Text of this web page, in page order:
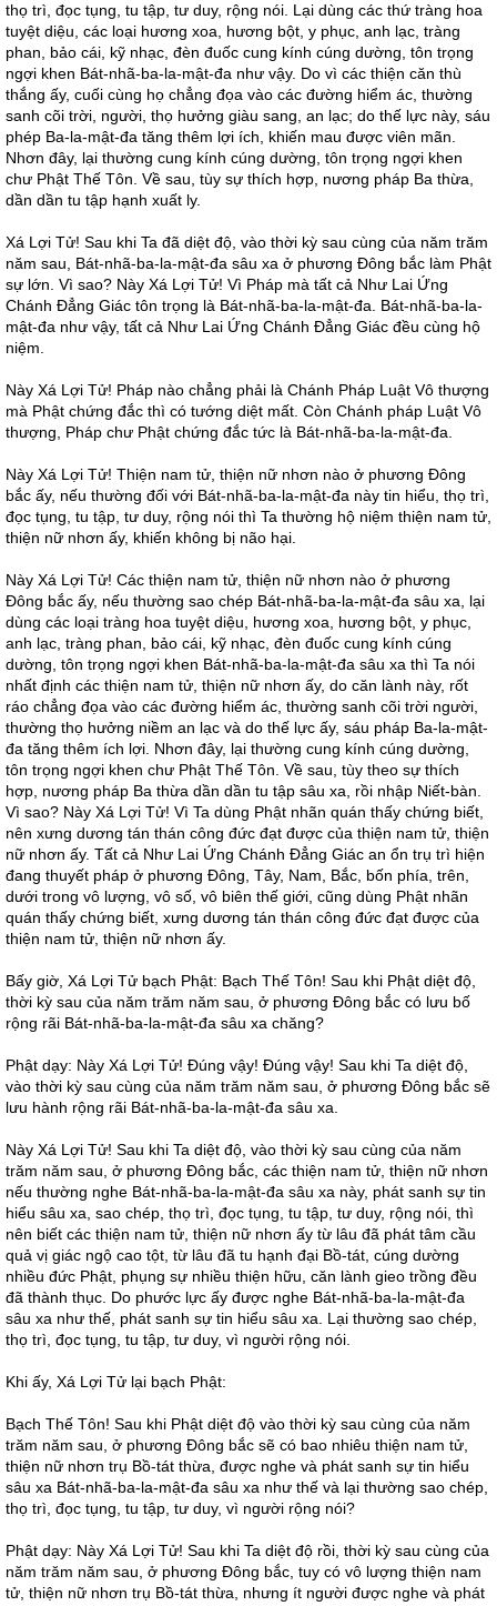
thọ trì, đọc tụng, tu tập, tư duy, rộng nói. Lại dùng các thứ tràng hoa
tuyệt diệu, các loại hương xoa, hương bột, y phục, anh lạc, tràng
phan, bảo cái, kỹ nhạc, đèn đuốc cung kính cúng dường, tôn trọng
ngợi khen Bát-nhã-ba-la-mật-đa như vậy. Do vì các thiện căn thù
thắng ấy, cuối cùng họ chẳng đọa vào các đường hiểm ác, thường
sanh cõi trời, người, thọ hưởng giàu sang, an lạc; do thế lực này, sáu
phép Ba-la-mật-đa tăng thêm lợi ích, khiến mau được viên mãn.
Nhơn đây, lại thường cung kính cúng dường, tôn trọng ngợi khen
chư Phật Thế Tôn. Về sau, tùy sự thích hợp, nương pháp Ba thừa,
dần dần tu tập hạnh xuất ly.
Xá Lợi Tử! Sau khi Ta đã diệt độ, vào thời kỳ sau cùng của năm trăm
năm sau, Bát-nhã-ba-la-mật-đa sâu xa ở phương Đông bắc làm Phật
sự lớn. Vì sao? Này Xá Lợi Tử! Vì Pháp mà tất cả Như Lai Ứng
Chánh Đẳng Giác tôn trọng là Bát-nhã-ba-la-mật-đa. Bát-nhã-ba-la-
mật-đa như vậy, tất cả Như Lai Ứng Chánh Đẳng Giác đều cùng hộ
niệm.
Này Xá Lợi Tử! Pháp nào chẳng phải là Chánh Pháp Luật Vô thượng
mà Phật chứng đắc thì có tướng diệt mất. Còn Chánh pháp Luật Vô
thượng, Pháp chư Phật chứng đắc tức là Bát-nhã-ba-la-mật-đa.
Này Xá Lợi Tử! Thiện nam tử, thiện nữ nhơn nào ở phương Đông
bắc ấy, nếu thường đối với Bát-nhã-ba-la-mật-đa này tin hiểu, thọ trì,
đọc tụng, tu tập, tư duy, rộng nói thì Ta thường hộ niệm thiện nam tử,
thiện nữ nhơn ấy, khiến không bị não hại.
Này Xá Lợi Tử! Các thiện nam tử, thiện nữ nhơn nào ở phương
Đông bắc ấy, nếu thường sao chép Bát-nhã-ba-la-mật-đa sâu xa, lại
dùng các loại tràng hoa tuyệt diệu, hương xoa, hương bột, y phục,
anh lạc, tràng phan, bảo cái, kỹ nhạc, đèn đuốc cung kính cúng
dường, tôn trọng ngợi khen Bát-nhã-ba-la-mật-đa sâu xa thì Ta nói
nhất định các thiện nam tử, thiện nữ nhơn ấy, do căn lành này, rốt
ráo chẳng đọa vào các đường hiểm ác, thường sanh cõi trời người,
thường thọ hưởng niềm an lạc và do thế lực ấy, sáu pháp Ba-la-mật-
đa tăng thêm ích lợi. Nhơn đây, lại thường cung kính cúng dường,
tôn trọng ngợi khen chư Phật Thế Tôn. Về sau, tùy theo sự thích
hợp, nương pháp Ba thừa dần dần tu tập sâu xa, rồi nhập Niết-bàn.
Vì sao? Này Xá Lợi Tử! Vì Ta dùng Phật nhãn quán thấy chứng biết,
nên xưng dương tán thán công đức đạt được của thiện nam tử, thiện
nữ nhơn ấy. Tất cả Như Lai Ứng Chánh Đẳng Giác an ổn trụ trì hiện
đang thuyết pháp ở phương Đông, Tây, Nam, Bắc, bốn phía, trên,
dưới trong vô lượng, vô số, vô biên thế giới, cũng dùng Phật nhãn
quán thấy chứng biết, xưng dương tán thán công đức đạt được của
thiện nam tử, thiện nữ nhơn ấy.
Bấy giờ, Xá Lợi Tử bạch Phật: Bạch Thế Tôn! Sau khi Phật diệt độ,
thời kỳ sau của năm trăm năm sau, ở phương Đông bắc có lưu bố
rộng rãi Bát-nhã-ba-la-mật-đa sâu xa chăng?
Phật dạy: Này Xá Lợi Tử! Đúng vậy! Đúng vậy! Sau khi Ta diệt độ,
vào thời kỳ sau cùng của năm trăm năm sau, ở phương Đông bắc sẽ
lưu hành rộng rãi Bát-nhã-ba-la-mật-đa sâu xa.
Này Xá Lợi Tử! Sau khi Ta diệt độ, vào thời kỳ sau cùng của năm
trăm năm sau, ở phương Đông bắc, các thiện nam tử, thiện nữ nhơn
nếu thường nghe Bát-nhã-ba-la-mật-đa sâu xa này, phát sanh sự tin
hiểu sâu xa, sao chép, thọ trì, đọc tụng, tu tập, tư duy, rộng nói, thì
nên biết các thiện nam tử, thiện nữ nhơn ấy từ lâu đã phát tâm cầu
quả vị giác ngộ cao tột, từ lâu đã tu hạnh đại Bồ-tát, cúng dường
nhiều đức Phật, phụng sự nhiều thiện hữu, căn lành gieo trồng đều
đã thành thục. Do phước lực ấy được nghe Bát-nhã-ba-la-mật-đa
sâu xa như thế, phát sanh sự tin hiểu sâu xa. Lại thường sao chép,
thọ trì, đọc tụng, tu tập, tư duy, vì người rộng nói.
Khi ấy, Xá Lợi Tử lại bạch Phật:
Bạch Thế Tôn! Sau khi Phật diệt độ vào thời kỳ sau cùng của năm
trăm năm sau, ở phương Đông bắc sẽ có bao nhiêu thiện nam tử,
thiện nữ nhơn trụ Bồ-tát thừa, được nghe và phát sanh sự tin hiểu
sâu xa Bát-nhã-ba-la-mật-đa sâu xa như thế và lại thường sao chép,
thọ trì, đọc tụng, tu tập, tư duy, vì người rộng nói?
Phật dạy: Này Xá Lợi Tử! Sau khi Ta diệt độ rồi, thời kỳ sau cùng của
năm trăm năm sau, ở phương Đông bắc, tuy có vô lượng thiện nam
tử, thiện nữ nhơn trụ Bồ-tát thừa, nhưng ít người được nghe và phát